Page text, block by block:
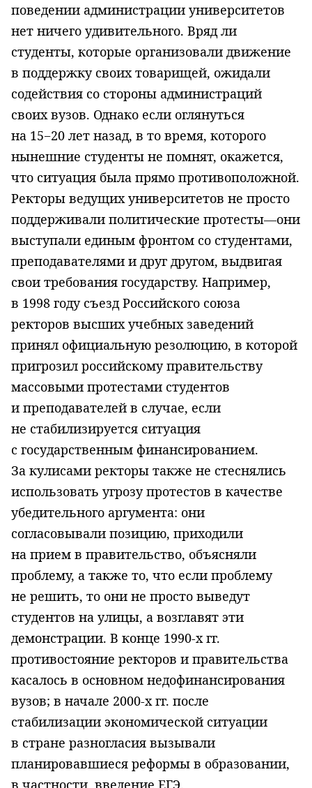
поведении администрации университетов
нет ничего удивительного. Вряд ли
студенты, которые организовали движение
в поддержку своих товарищей, ожидали
содействия со стороны администраций
своих вузов. Однако если оглянуться
на 15−20 лет назад, в то время, которого
нынешние студенты не помнят, окажется,
что ситуация была прямо противоположной.
Ректоры ведущих университетов не просто
поддерживали политические протесты—они
выступали единым фронтом со студентами,
преподавателями и друг другом, выдвигая
свои требования государству. Например,
в 1998 году съезд Российского союза
ректоров высших учебных заведений
принял официальную резолюцию, в которой
пригрозил российскому правительству
массовыми протестами студентов
и преподавателей в случае, если
не стабилизируется ситуация
с государственным финансированием.
За кулисами ректоры также не стеснялись
использовать угрозу протестов в качестве
убедительного аргумента: они
согласовывали позицию, приходили
на прием в правительство, объясняли
проблему, а также то, что если проблему
не решить, то они не просто выведут
студентов на улицы, а возглавят эти
демонстрации. В конце 1990-х гг.
противостояние ректоров и правительства
касалось в основном недофинансирования
вузов; в начале 2000-х гг. после
стабилизации экономической ситуации
в стране разногласия вызывали
планировавшиеся реформы в образовании,
в частности, введение ЕГЭ.